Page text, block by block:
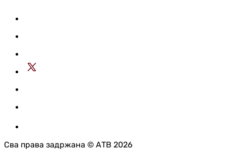
Сва права задржана © АТВ 2026